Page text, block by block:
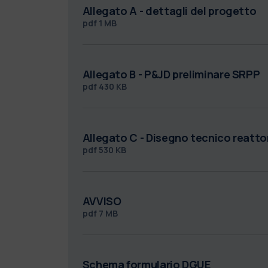
Allegato A - dettagli del progetto
pdf 1 MB
Allegato B - P&JD preliminare SRPP
pdf 430 KB
Allegato C - Disegno tecnico
pdf 530 KB
AVVISO
pdf 7 MB
Schema formulario DGUE